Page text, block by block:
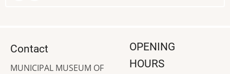
Contact
MUNICIPAL MUSEUM OF
OPENING
HOURS